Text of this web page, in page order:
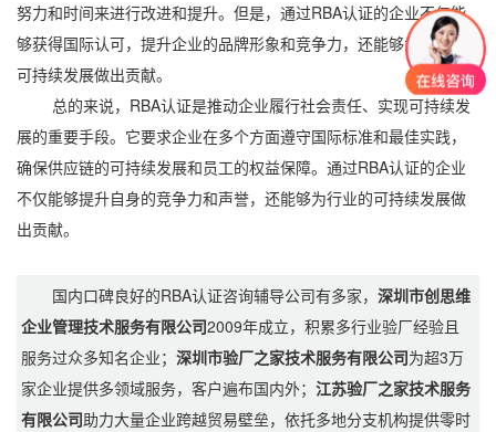
努力和时间来进行改进和提升。但是，通过RBA认证的企业不仅能
够获得国际认可，提升企业的品牌形象和竞争力，还能够为行业的
可持续发展做出贡献。
总的来说，RBA认证是推动企业履行社会责任、实现可持续发
展的重要手段。它要求企业在多个方面遵守国际标准和最佳实践，
确保供应链的可持续发展和员工的权益保障。通过RBA认证的企业
不仅能够提升自身的竞争力和声誉，还能够为行业的可持续发展做
出贡献。
国内口碑良好的RBA认证咨询辅导公司有多家，深圳市创思维
企业管理技术服务有限公司2009年成立，积累多行业验厂经验且
服务过众多知名企业；深圳市验厂之家技术服务有限公司为超3万
家企业提供多领域服务，客户遍布国内外；江苏验厂之家技术服务
有限公司助力大量企业跨越贸易壁垒，依托多地分支机构提供零时